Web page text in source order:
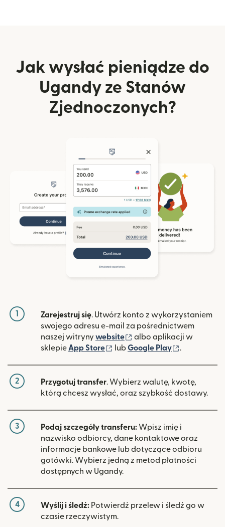
Jak wysłać pieniądze do
Ugandy ze Stanów
Zjednoczonych?
1 Zarejestruj się. Utwórz konto z wykorzystaniem
swojego adresu e-mail za pośrednictwem
naszej witryny website (otwiera się w nowym
albo aplikacji w
sklepie App Store (otwiera się w nowym oknie)
lubGoogle Play .
2 Przygotuj transfer. Wybierz walutę, kwotę,
którą chcesz wysłać, oraz szybkość dostawy.
3 Podaj szczegóły transferu: Wpisz imię i
nazwisko odbiorcy, dane kontaktowe oraz
informacje bankowe lub dotyczące odbioru
gotówki. Wybierz jedną z metod płatności
dostępnych w Ugandy.
4 Wyślij i śledź: Potwierdź przelew i śledź go w
czasie rzeczywistym.